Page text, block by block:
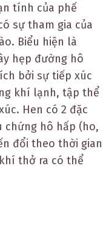
tính của phế
sự tham gia của
Biểu hiện là
hẹp đường hô
bởi sự tiếp xúc
khí lạnh, tập thể
Hen có 2 đặc
hô hấp (ho,
đổi theo thời gian
thở ra có thể